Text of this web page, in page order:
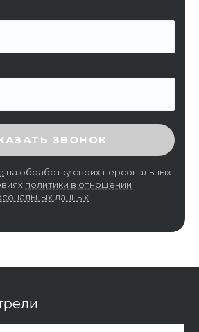
КОД
ЗВОНОК
на обработку своих персональных
политики в отношении
данных